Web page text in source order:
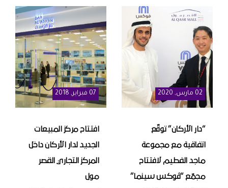
02 مارس, 2020
“دار الأركان” توقّع
اتفاقية مع مجموعة
ماجد الفطيم لافتتاح
مجمّع “ڤوكس سينما”
07 فبراير, 2018
افتتاح مركز المبيعات
الجديد لدار الأركان داخل
المركز التجاري القصر
مول